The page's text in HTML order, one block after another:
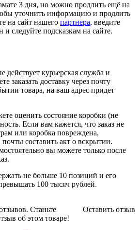
3 дня, но можно продлить ещё на
уточнить информацию и продлить
на сайт нашего партнера, введите
и следуйте подсказкам на сайте.
действует курьерская служба и
заказать доставку через почту
товара, на ваш адрес придет
оценить состояние коробки (не
Если вам кажется, что заказ не
или коробка повреждена,
составить акт о вскрытии.
вы можете только после
не больше 10 позиций и его
100 тысяч рублей.
Оставить отзыв
Станьте
об этом товаре!